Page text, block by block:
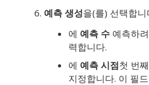
예측 생성을(를) 선택합니
에 예측 수 예측하
력합니다.
에 예측 시점첫 번
지정합니다. 이 필